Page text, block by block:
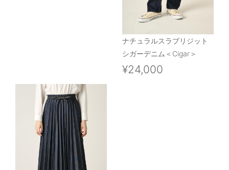
ナチュラルスラブリジット
シガーデニム＜Cigar＞
¥24,000